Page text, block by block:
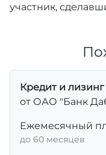
участник,
Кредит и лизинг
от ОАО "Банк
Ежемесячный
до 60 месяцев